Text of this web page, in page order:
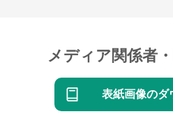
メディア関係者
表紙画像のダ